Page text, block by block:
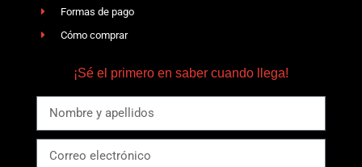
Formas de pago
Cómo comprar
¡Sé el primero en saber cuando llega!